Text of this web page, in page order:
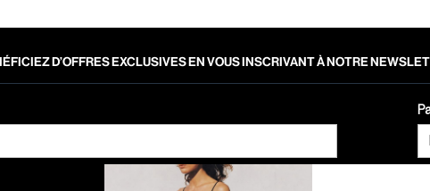
D’OFFRES EXCLUSIVES EN VOUS INSCRIVANT À NOTRE